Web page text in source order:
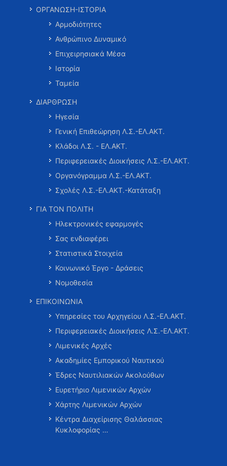
ΟΡΓΑΝΩΣΗ-ΙΣΤΟΡΙΑ
Αρμοδιότητες
Ανθρώπινο Δυναμικό
Επιχειρησιακά Μέσα
Ιστορία
Ταμεία
ΔΙΑΡΘΡΩΣΗ
Ηγεσία
Γενική Επιθεώρηση Λ.Σ.-ΕΛ.ΑΚΤ.
Κλάδοι Λ.Σ. - ΕΛ.ΑΚΤ.
Περιφερειακές Διοικήσεις Λ.Σ.-ΕΛ.ΑΚΤ.
Οργανόγραμμα Λ.Σ.-ΕΛ.ΑΚΤ.
Σχολές Λ.Σ.-ΕΛ.ΑΚΤ.-Κατάταξη
ΓΙΑ ΤΟΝ ΠΟΛΙΤΗ
Ηλεκτρονικές εφαρμογές
Σας ενδιαφέρει
Στατιστικά Στοιχεία
Κοινωνικό Έργο - Δράσεις
Νομοθεσία
ΕΠΙΚΟΙΝΩΝΙΑ
Υπηρεσίες του Αρχηγείου Λ.Σ.-ΕΛ.ΑΚΤ.
Περιφερειακές Διοικήσεις Λ.Σ.-ΕΛ.ΑΚΤ.
Λιμενικές Αρχές
Ακαδημίες Εμπορικού Ναυτικού
Έδρες Ναυτιλιακών Ακολούθων
Ευρετήριο Λιμενικών Αρχών
Χάρτης Λιμενικών Αρχών
Κέντρα Διαχείρισης Θαλάσσιας
Κυκλοφορίας …